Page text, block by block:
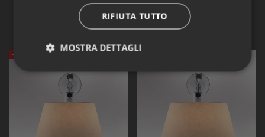
ARTEMIDE Tolomeo Braccio
590,00 €
ARTEMIDE Tolomeo Diffusore
18 parete
288,00 €
-20%
RIFIUTA TUTTO
MOSTRA DETTAGLI
Strettamente
necessari
Performance